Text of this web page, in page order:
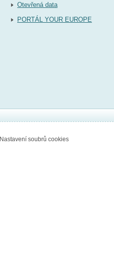
Otevřená data
PORTÁL YOUR EUROPE
Nastavení soubrů cookies